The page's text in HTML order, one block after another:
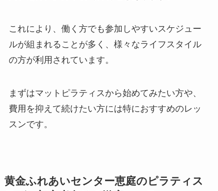
これにより、働く方でも参加しやすいスケジュー
ルが組まれることが多く、様々なライフスタイル
の方が利用されています。
まずはマットピラティスから始めてみたい方や、
費用を抑えて続けたい方には特におすすめのレッ
スンです。
黄金ふれあいセンター恵庭のピラティス